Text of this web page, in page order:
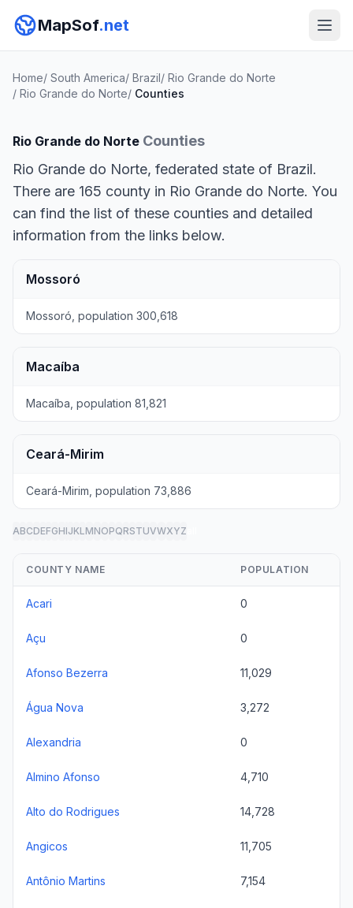
MapSof.net
Home/ South America/ Brazil/ Rio Grande do Norte
/ Rio Grande do Norte/ Counties
Rio Grande do Norte Counties
Rio Grande do Norte, federated state of Brazil.
There are 165 county in Rio Grande do Norte. You
can find the list of these counties and detailed
information from the links below.
Mossoró
Mossoró, population 300,618
Macaíba
Macaíba, population 81,821
Ceará-Mirim
Ceará-Mirim, population 73,886
ABCDEFGHIJKLMNOPQRSTUVWXYZ
COUNTY NAME POPULATION
Acari 0
Açu 0
Afonso Bezerra 11,029
Água Nova 3,272
Alexandria 0
Almino Afonso 4,710
Alto do Rodrigues 14,728
Angicos 11,705
Antônio Martins 7,154